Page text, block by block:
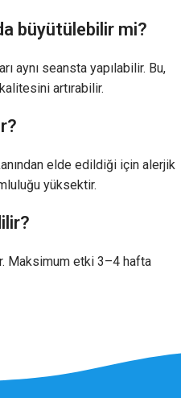
büyütülebilir mi?
aynı seansta yapılabilir. Bu,
artırabilir.
elde edildiği için alerjik
yüksektir.
Maksimum etki 3–4 hafta